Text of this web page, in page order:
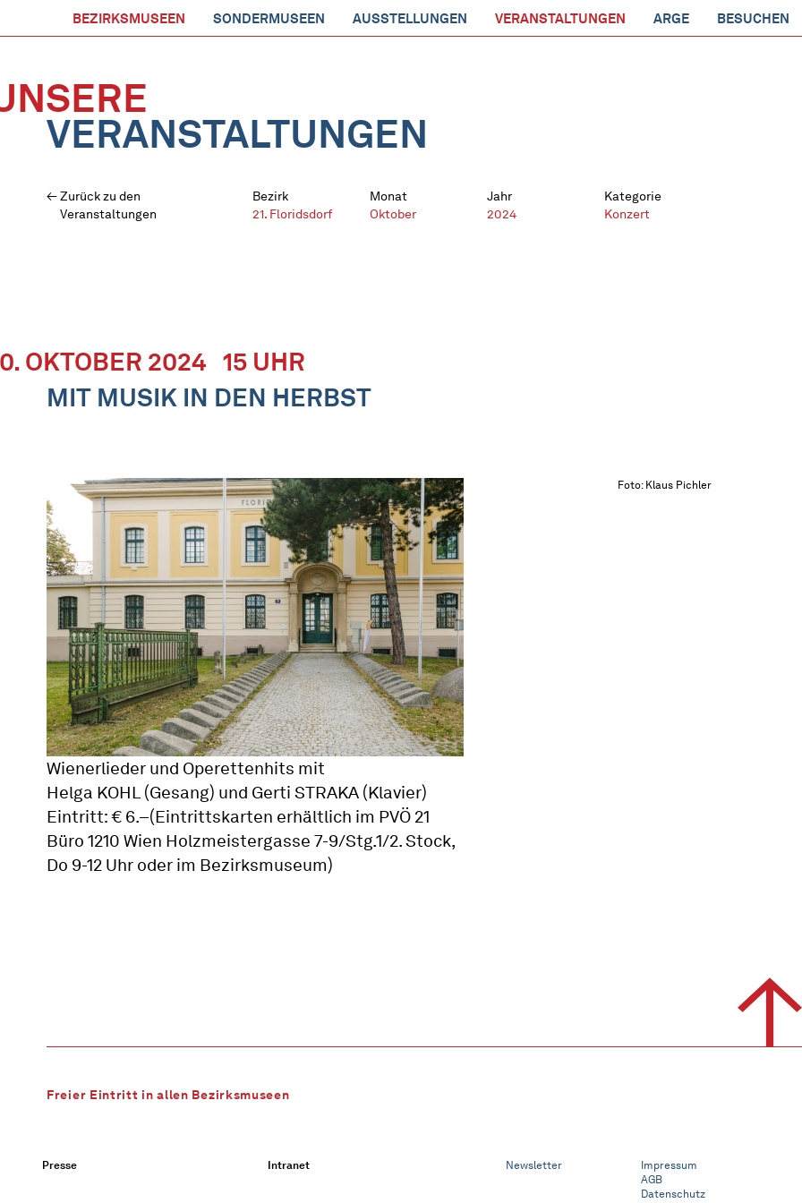
BEZIRKSMUSEEN SONDERMUSEEN AUSSTELLUNGEN VERANSTALTUNGEN ARGE BESUCHEN
VERANSTALTUNGEN
Zurück zu den
Veranstaltungen
Bezirk
21. Floridsdorf
Monat
Oktober
Jahr
2024
Kategorie
Konzert
OKTOBER 2024 15 UHR
MIT MUSIK IN DEN HERBST
Foto: Klaus Pichler
Wienerlieder und Operettenhits mit
Helga KOHL (Gesang) und Gerti STRAKA (Klavier)
Eintritt: € 6.–(Eintrittskarten erhältlich im PVÖ 21
Büro 1210 Wien Holzmeistergasse 7-9/Stg.1/2. Stock,
Do 9-12 Uhr oder im Bezirksmuseum)
Freier Eintritt in allen Bezirksmuseen
Presse Intranet Newsletter
Impressum
AGB
Datenschutz